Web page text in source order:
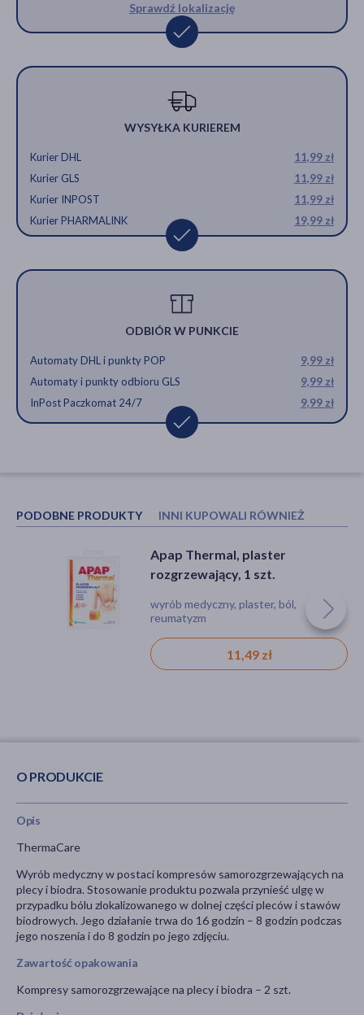
Sprawdź lokalizację
WYSYŁKA KURIEREM
Kurier DHL
11,99 zł
Kurier GLS
11,99 zł
Kurier INPOST
11,99 zł
Kurier PHARMALINK
19,99 zł
ODBIÓR W PUNKCIE
Automaty DHL i punkty POP
9,99 zł
Automaty i punkty odbioru GLS
9,99 zł
InPost Paczkomat 24/7
9,99 zł
PODOBNE PRODUKTY INNI KUPOWALI RÓWNIEŻ
Apap Thermal, plaster
rozgrzewający, 1 szt.
wyrób medyczny, plaster, ból,
reumatyzm
11,49 zł
ThermaCare, kompresy
rozgrzewające na szyję,
wyrób medyczny, ból
27,59 zł
O PRODUKCIE
Opis
ThermaCare
Wyrób medyczny w postaci kompresów samorozgrzewających na
plecy i biodra. Stosowanie produktu pozwala przynieść ulgę w
przypadku bólu zlokalizowanego w dolnej części pleców i stawów
biodrowych. Jego działanie trwa do 16 godzin – 8 godzin podczas
jego noszenia i do 8 godzin po jego zdjęciu.
Zawartość opakowania
Kompresy samorozgrzewające na plecy i biodra – 2 szt.